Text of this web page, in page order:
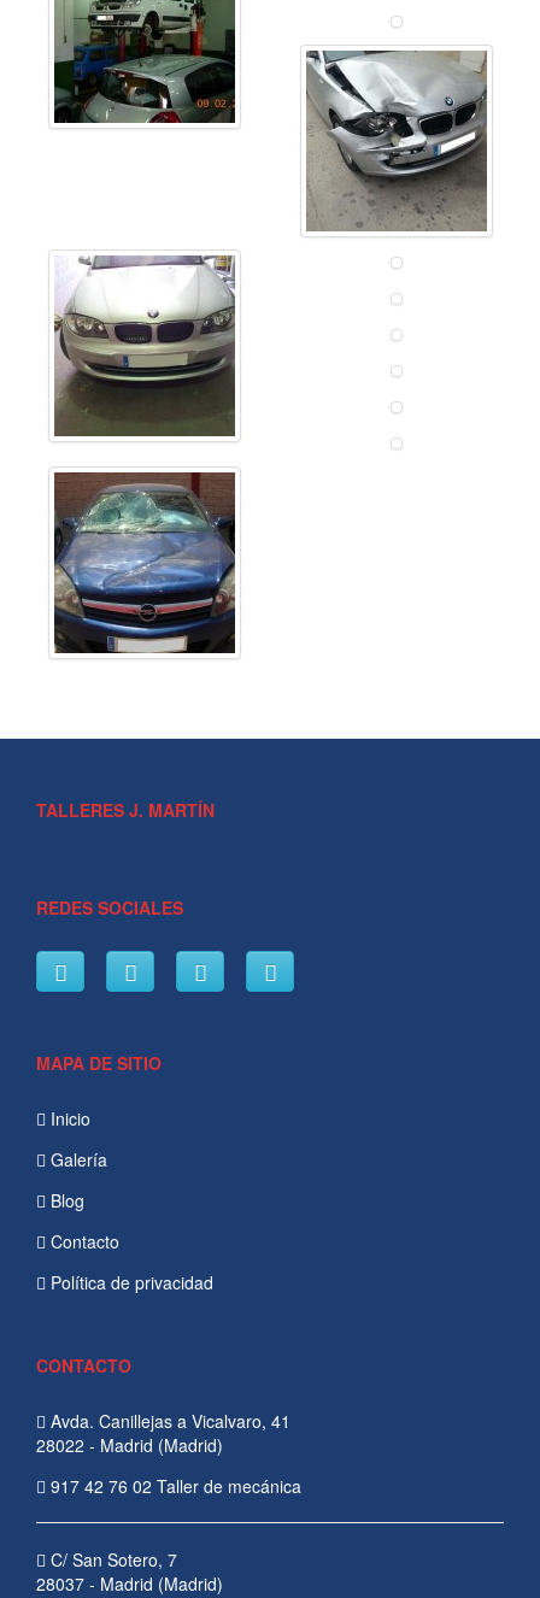
TALLERES J. MARTÍN
REDES SOCIALES
MAPA DE SITIO
Inicio
Galería
Blog
Contacto
Política de privacidad
CONTACTO
Avda. Canillejas a Vicalvaro, 41
28022 - Madrid (Madrid)
917 42 76 02 Taller de mecánica
C/ San Sotero, 7
28037 - Madrid (Madrid)